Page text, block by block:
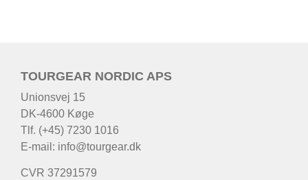
TOURGEAR NORDIC APS
Unionsvej 15
DK-4600 Køge
Tlf. (+45) 7230 1016
E-mail: info@tourgear.dk
CVR 37291579